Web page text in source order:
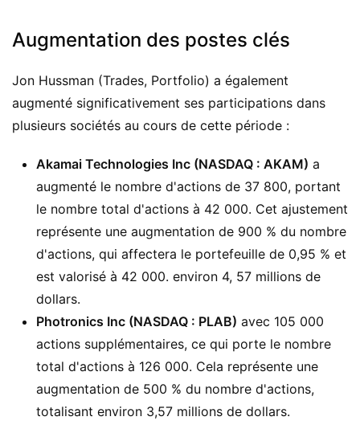
Augmentation des postes clés
Jon Hussman (Trades, Portfolio) a également
augmenté significativement ses participations dans
plusieurs sociétés au cours de cette période :
Akamai Technologies Inc (NASDAQ : AKAM) a
augmenté le nombre d'actions de 37 800, portant
le nombre total d'actions à 42 000. Cet ajustement
représente une augmentation de 900 % du nombre
d'actions, qui affectera le portefeuille de 0,95 % et
est valorisé à 42 000. environ 4, 57 millions de
dollars.
Photronics Inc (NASDAQ : PLAB) avec 105 000
actions supplémentaires, ce qui porte le nombre
total d'actions à 126 000. Cela représente une
augmentation de 500 % du nombre d'actions,
totalisant environ 3,57 millions de dollars.